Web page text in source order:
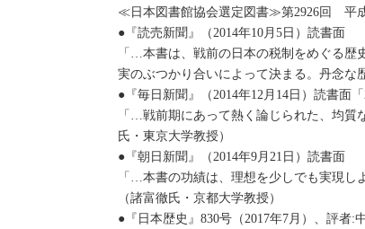
≪日本図書館協会選定図書≫第2926回 平
●『読売新聞』（2014年10月5日）読書面
「…本書は、戦前の日本の税制をめぐる
実のぶつかり合いによって決まる。丹念な
●『毎日新聞』（2014年12月14日）読書面
「…戦前期にあって熱く論じられた、均
氏・東京大学教授）
●『朝日新聞』（2014年9月21日）読書面
「…本書の功績は、理想を少しでも実現し
（諸富徹氏・京都大学教授）
●『日本歴史』830号（2017年7月）、評者: